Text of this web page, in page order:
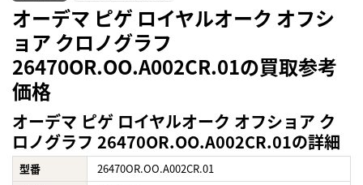
オーデマ ピゲ ロイヤルオーク オフシ
ョア クロノグラフ
26470OR.OO.A002CR.01の買取参考
価格
オーデマ ピゲ ロイヤルオーク オフショア ク
ロノグラフ 26470OR.OO.A002CR.01の詳細
型番
26470OR.OO.A002CR.01